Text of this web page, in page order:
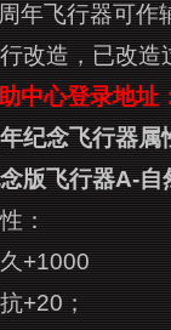
飞行器可作
改造，已改造
中心登录地址
纪念飞行器属
版飞行器A-自
：
+1000
+20；